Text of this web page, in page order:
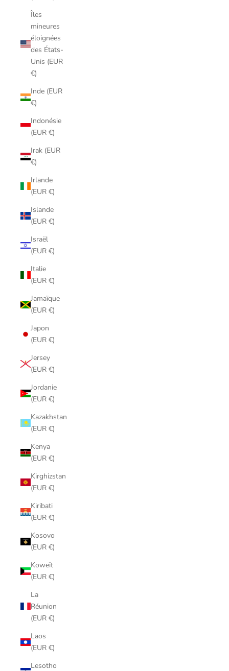
Îles
mineures
éloignées
des États-
Unis (EUR
€)
Inde (EUR
€)
Indonésie
(EUR €)
Irak (EUR
€)
Irlande
(EUR €)
Islande
(EUR €)
Israël
(EUR €)
Italie
(EUR €)
Jamaïque
(EUR €)
Japon
(EUR €)
Jersey
(EUR €)
Jordanie
(EUR €)
Kazakhstan
(EUR €)
Kenya
(EUR €)
Kirghizstan
(EUR €)
Kiribati
(EUR €)
Kosovo
(EUR €)
Koweït
(EUR €)
La
Réunion
(EUR €)
Laos
(EUR €)
Lesotho